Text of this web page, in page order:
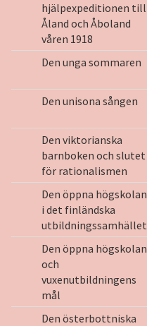
hjälpexpeditionen till
Åland och Åboland
våren 1918
Den unga sommaren
Den unisona sången
Den viktorianska
barnboken och slutet
för rationalismen
Den öppna högskolan
i det finländska
utbildningssamhället
Den öppna högskolan
och
vuxenutbildningens
mål
Den österbottniska